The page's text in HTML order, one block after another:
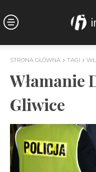
STRONA GŁÓWNA TAGI
Włamanie
Gliwice